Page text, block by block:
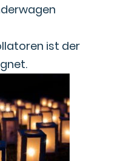
ist der